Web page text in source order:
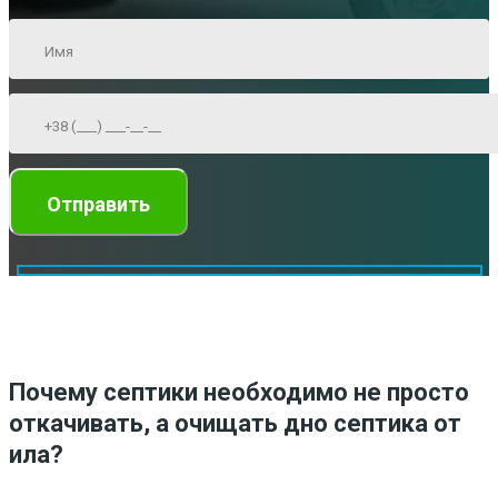
Почему септики необходимо не просто
откачивать, а очищать дно септика от
ила?